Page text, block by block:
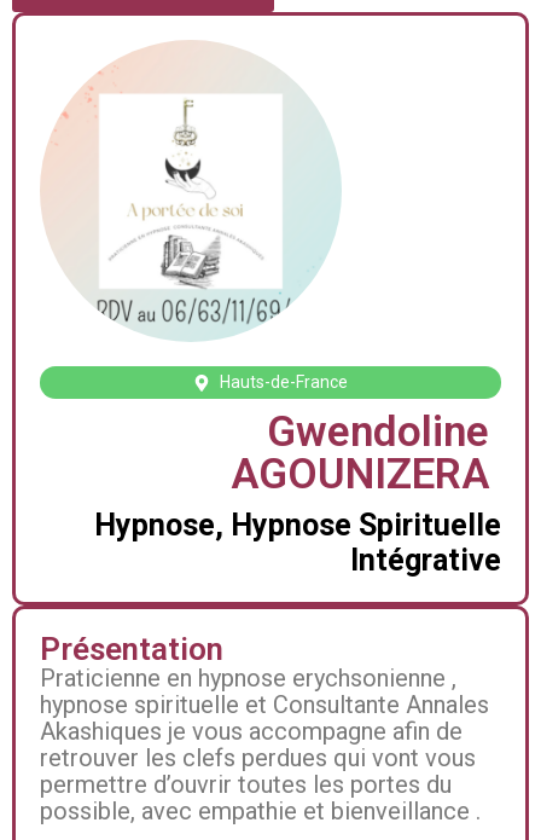
Hauts-de-France
Gwendoline
AGOUNIZERA
Hypnose, Hypnose Spirituelle
Intégrative
Présentation
Praticienne en hypnose erychsonienne ,
hypnose spirituelle et Consultante Annales
Akashiques je vous accompagne afin de
retrouver les clefs perdues qui vont vous
permettre d’ouvrir toutes les portes du
possible, avec empathie et bienveillance .